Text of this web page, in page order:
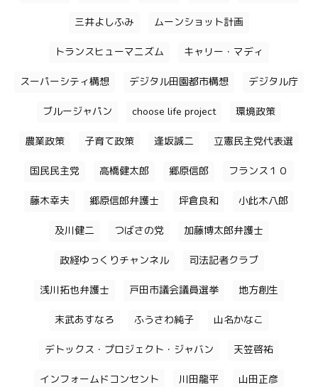
三井よしふみ ムーンショット計画
トランスヒューマニズム キャリー・マディ
スーパーシティ構想 デジタル田園都市構想 デジタル庁
ブルージャパン choose life project 環境政策
農業政策 子育て政策 逢坂誠二 立憲民主党代表選
国民民主党 高橋健太郎 郷原信郎 フランス１０
藤木幸夫 郷原信郎弁護士 坪倉良和 小此木八郎
及川健二 つばさの党 加藤博太郎弁護士
政経ゆっくりチャンネル 司法記者クラブ
浅川拓也弁護士 戸田市議会議員選挙 地方創生
末武あすなろ ふうさわ純子 山名かなこ
デトックス・プロジェクト・ジャバン 天笠啓祐
インフォームドコンセント 川田龍平 山田正彦